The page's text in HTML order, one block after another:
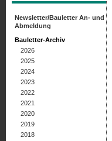
Newsletter/Bauletter An- und
Abmeldung
Bauletter-Archiv
2026
2025
2024
2023
2022
2021
2020
2019
2018